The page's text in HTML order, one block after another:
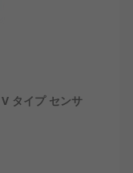
タイプ センサ